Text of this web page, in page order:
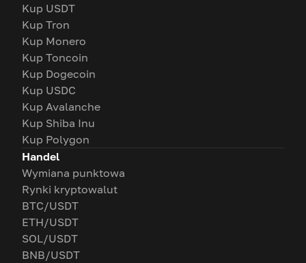
Kup USDT
Kup Tron
Kup Monero
Kup Toncoin
Kup Dogecoin
Kup USDC
Kup Avalanche
Kup Shiba Inu
Kup Polygon
Handel
Wymiana punktowa
Rynki kryptowalut
BTC/USDT
ETH/USDT
SOL/USDT
BNB/USDT